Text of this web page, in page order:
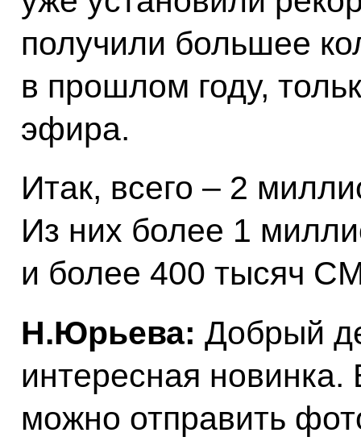
получили большее
в прошлом году,
эфира.
Итак, всего – 2
Из них более 1
и более 400 тысяч
Н.Юрьева: Добрый
интересная
можно отправить